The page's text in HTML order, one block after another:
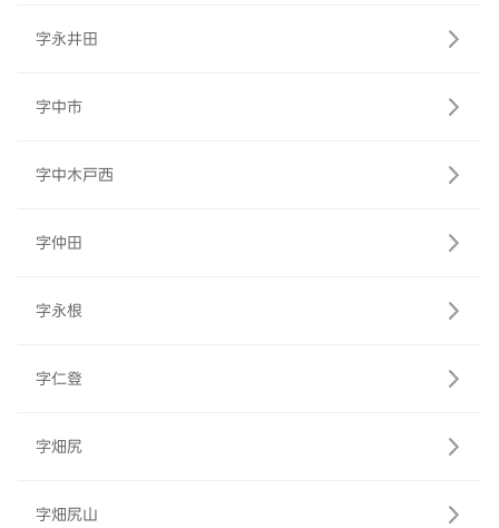
字永井田
字中市
字中木戸西
字仲田
字永根
字仁登
字畑尻
字畑尻山